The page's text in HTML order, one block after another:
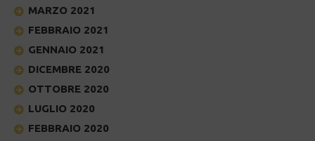
MARZO 2021
FEBBRAIO 2021
GENNAIO 2021
DICEMBRE 2020
OTTOBRE 2020
LUGLIO 2020
FEBBRAIO 2020